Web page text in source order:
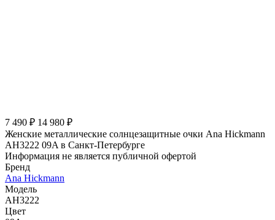
7 490 ₽ 14 980 ₽
Женские металлические солнцезащитные очки Ana Hickmann
AH3222 09A в Санкт-Петербурге
Информация не является публичной офертой
Бренд
Ana Hickmann
Модель
AH3222
Цвет